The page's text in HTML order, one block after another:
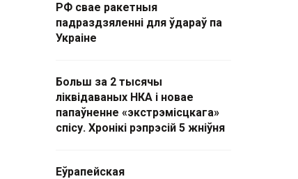
РФ свае ракетныя
падраздзяленні для ўдараў па
Украіне
Больш за 2 тысячы
ліквідаваных НКА і новае
папаўненне «экстрэмісцкага»
спісу. Хронікі рэпрэсій 5 жніўня
Еўрапейская